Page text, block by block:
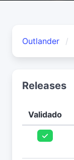
Outlander
Releases
Validado